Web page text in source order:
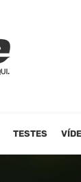
TESTES